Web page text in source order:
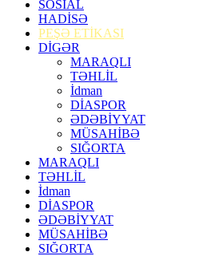
SOSİAL
HADİSƏ
PEŞƏ ETİKASI
DİGƏR
MARAQLI
TƏHLİL
İdman
DİASPOR
ƏDƏBİYYAT
MÜSAHİBƏ
SIĞORTA
MARAQLI
TƏHLİL
İdman
DİASPOR
ƏDƏBİYYAT
MÜSAHİBƏ
SIĞORTA